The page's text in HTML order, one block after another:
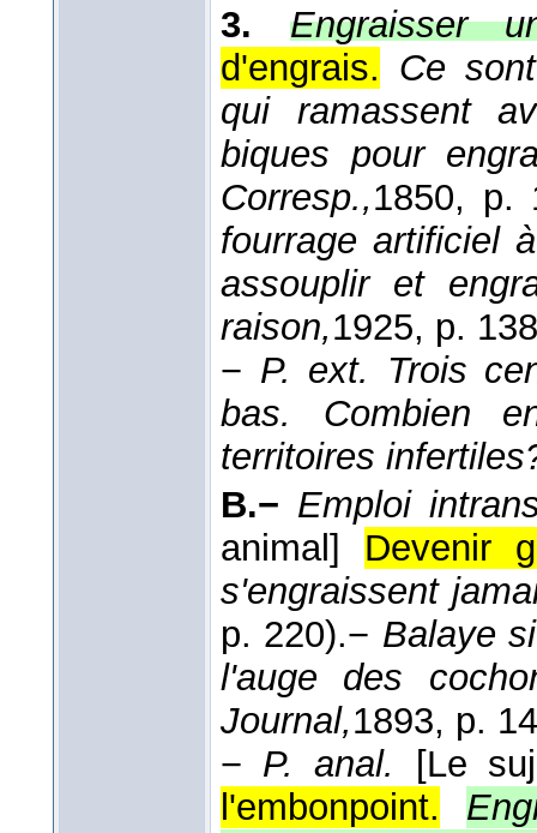
3.
Engraisser
d'engrais. Ce
qui ramassent
biques pour
Corresp.,1850, p.
fourrage artificiel
assouplir et
raison,1925, p.
− P. ext.
Trois
bas. Combien
territoires
B.− Emploi
animal]
Devenir
s'engraissent
p. 220).− Balaye
l'auge des
Journal,1893, p.
− P. anal.
[Le
l'embonpoint.